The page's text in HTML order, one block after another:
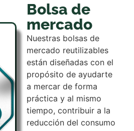
Bolsa de
mercado
Nuestras bolsas de
mercado reutilizables
están diseñadas con el
propósito de ayudarte
a mercar de forma
práctica y al mismo
tiempo, contribuir a la
reducción del consumo